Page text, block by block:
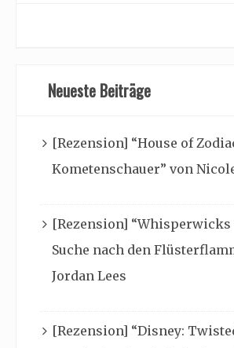
Neueste Beiträge
[Rezension] “House of
Kometenschauer” von
[Rezension] “Whisperwicks
Suche nach den
Jordan Lees
[Rezension] “Disney: